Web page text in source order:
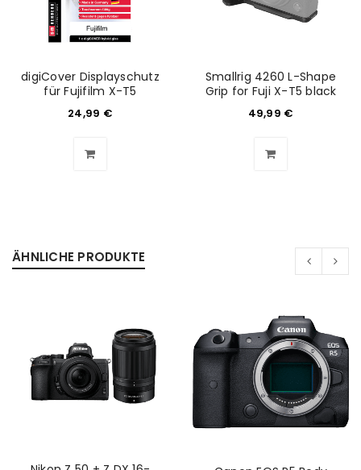
Angemeldet bleiben
ANMELDEN
NEWSLETTER ABONNIEREN
Please select all the ways you would like to hear from
digiCover Displayschutz
für Fujifilm X-T5
24,99 €
Smallrig 4260 L-Shape
Grip for Fuji X-T5 black
49,99 €
ÄHNLICHE PRODUKTE